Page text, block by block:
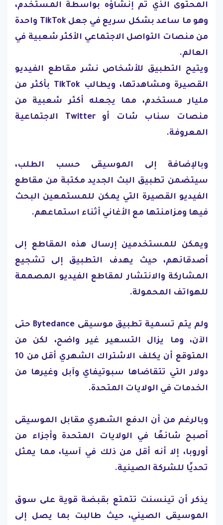
المحتوى الذي تم إنشاؤه بواسطة المستخدم،
وهو ما ساعد بشكل سريع في جعل TikTok واحدة
من منصات التواصل الاجتماعي الأكثر شعبية في
العالم.
ويتيح التطبيق للأشخاص نشر مقاطع الفيديو
القصيرة ومشاهدتها، ويطالب TikTok بأكثر من
مليار مستخدم، مما يجعله أكثر شعبية من
منصات سناب شات أو Twitter الاجتماعية
المعروفة.
وبالإضافة إلى الموسيقى حسب الطلب،
سيتضمن تطبيق البث الجديد مكتبة من مقاطع
الفيديو القصيرة التي يمكن للمستمعين البحث
فيها ومزامنتها مع الأغاني أثناء استماعهم.
ويمكن للمستخدمين إرسال هذه المقاطع إلى
أصدقائهم، حيث يهدف التطبيق إلى تشجيع
المشاركة والانتشار لمقاطع الفيديو المصممة
للهواتف المحمولة.
ولم يتم تسمية تطبيق موسيقى Bytedance حتى
الآن، وما يزال التسعير غير واضح، لكن من
المتوقع أن يكلف الاشتراك الشهري أقل من 10
دولار التي تتقاضاها سبوتيفاي وآبل وغيرها من
الخدمات في الولايات المتحدة.
وبالرغم من أن الدفع الشهري مقابل الموسيقى
أصبح شائعًا في الولايات المتحدة وأجزاء من
أوروبا، إلا أنه أقل من ذلك في آسيا، مما يمثل
تحديًا للشركة الصينية.
يذكر أن تينسنت تتمتع بقبضة قوية على سوق
الموسيقى الصيني، حيث طالبت بما يصل إلى